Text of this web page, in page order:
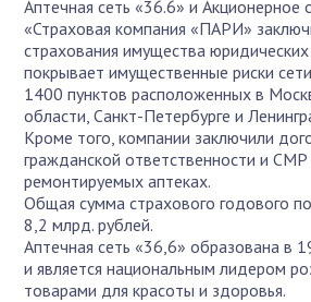
Аптечная сеть «36.6» и Акционерное
«Страховая компания «ПАРИ»
страхования имущества
покрывает имущественные риски
1400 пунктов расположенных в
области, Санкт-Петербурге и
Кроме того, компании заключили
гражданской ответственности и
ремонтируемых аптеках.
Общая сумма страхового годового
8,2 млрд. рублей.
Аптечная сеть «36,6» образована в
и является национальным лидером
товарами для красоты и здоровья.